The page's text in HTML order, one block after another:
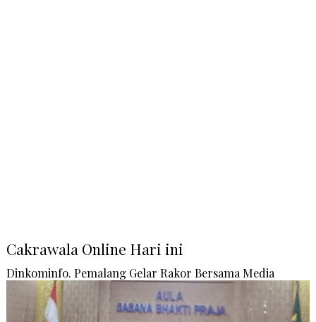
Cakrawala Online Hari ini
Dinkominfo. Pemalang Gelar Rakor Bersama Media